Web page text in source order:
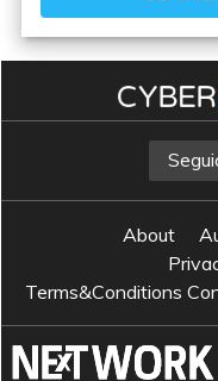
About
Terms&Conditions